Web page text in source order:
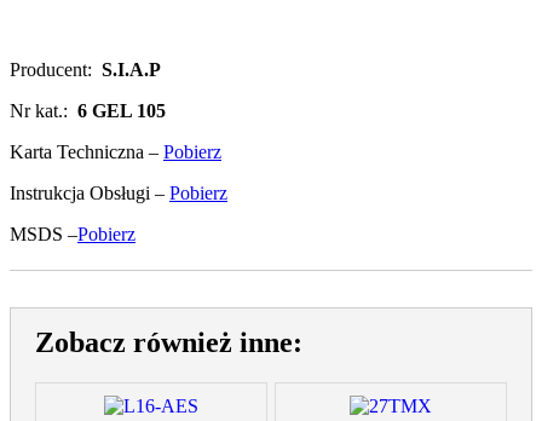
Producent: S.I.A.P
Nr kat.: 6 GEL 105
Karta Techniczna – Pobierz
Instrukcja Obsługi – Pobierz
MSDS –Pobierz
Zobacz również inne: